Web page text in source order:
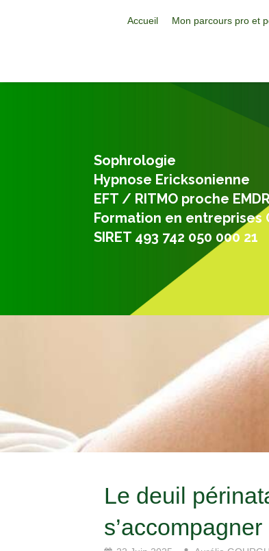
Accueil Mon parcours pro et
Sophrologie
Hypnose Ericksonienne
EFT / RITMO proche
Formation en entreprises
SIRET 493 742 050 000 21
Le deuil
s’accompagner